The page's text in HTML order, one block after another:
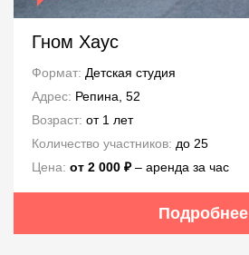
Гном Хаус
Формат: Детская студия
Адрес: Репина, 52
Возраст: от 1 лет
Количество участников: до 25
Цена: от 2 000 ₽– аренда за час
Подробнее